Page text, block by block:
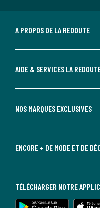
A PROPOS DE LA REDOUTE
AIDE & SERVICES LA
NOS MARQUES EXCLUSIVES
ENCORE + DE MODE ET DE
TÉLÉCHARGER NOTRE